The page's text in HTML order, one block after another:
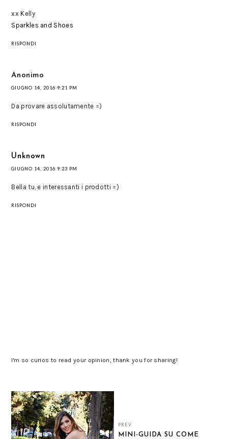
xx Kelly
Sparkles and Shoes
RISPONDI
Anonimo
GIUGNO 14, 2016 9:21 PM
Da provare assolutamente =)
RISPONDI
Unknown
GIUGNO 14, 2016 9:23 PM
Bella tu, e interessanti i prodotti =)
RISPONDI
I'm so curios to read your opinion, thank you for sharing!
PREV
MINI-GUIDA SU COME